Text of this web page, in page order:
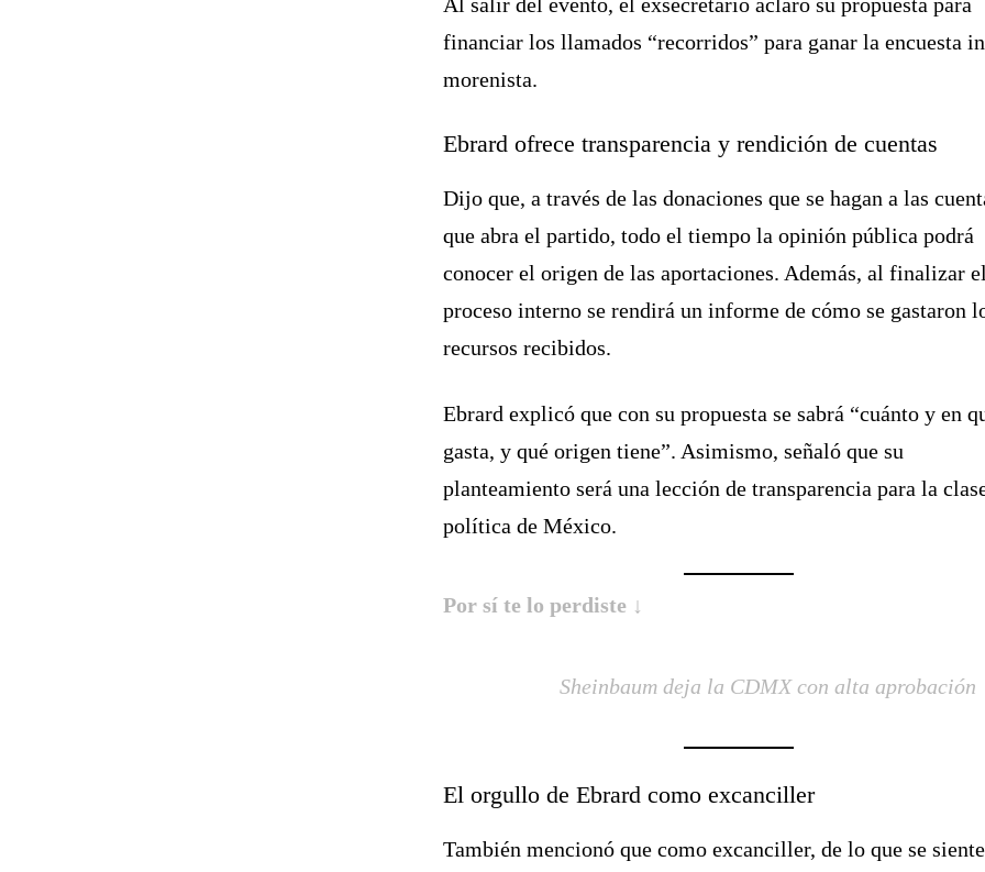
financiar los llamados “recorridos” para ganar la encuesta
morenista.
Ebrard ofrece transparencia y rendición de cuentas
Dijo que, a través de las donaciones que se hagan a las
que abra el partido, todo el tiempo la opinión pública podrá
conocer el origen de las aportaciones. Además, al finalizar el
proceso interno se rendirá un informe de cómo se gastaron
recursos recibidos.
Ebrard explicó que con su propuesta se sabrá “cuánto y en
gasta, y qué origen tiene”. Asimismo, señaló que su
planteamiento será una lección de transparencia para la
política de México.
Por sí te lo perdiste ↓
Sheinbaum deja la CDMX con alta aprobación
El orgullo de Ebrard como excanciller
También mencionó que como excanciller, de lo que se